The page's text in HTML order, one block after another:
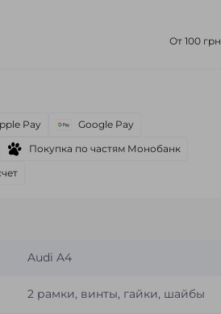
От 100 грн
Pay
Google Pay
Покупка по частям Монобанк
Audi A4
2 рамки, винты, гайки, шайбы